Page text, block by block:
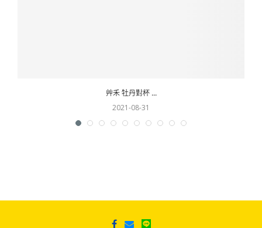
艸禾 牡丹對杯 ...
2021-08-31